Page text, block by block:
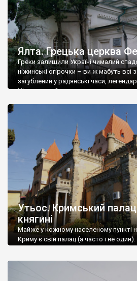
Ялта. Грецька церква
Греки залишили Україні чималий
ніжинські огірочки – ви ж мабуть всі
загублений у радянські часи,
Ніжин греки?
Утьос. Кримський палац
княгині
Майже у кожному населеному пункті
Криму є свій палац (а часто і не один).